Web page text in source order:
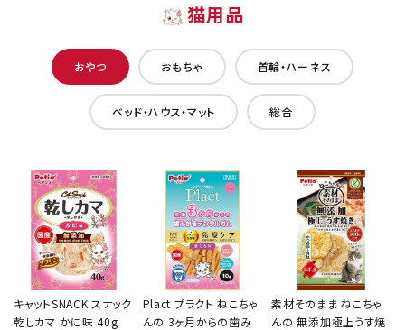
猫用品
おやつ おもちゃ 首輪・ハーネス
ベッド・ハウス・マット 総合
キャットSNACK スナック
乾しカマ かに味 40g
Plact プラクト ねこちゃ
んの 3ヶ月からの歯み
素材そのまま ねこちゃ
んの 無添加極上うす焼